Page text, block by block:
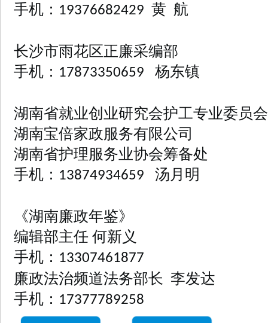
手机： 19376682429 黄 航
长沙市雨花区正廉采编部
手机： 17873350659 杨东镇
湖南省就业创业研究会护工专业委员会
湖南宝倍家政服务有限公司
湖南省护理服务业协会筹备处
手机： 13874934659 汤月明
《湖南廉政年鉴》
编辑部主任 何新义
手机： 13307461877
廉政法治频道法务部长 李发达
手机： 17377789258